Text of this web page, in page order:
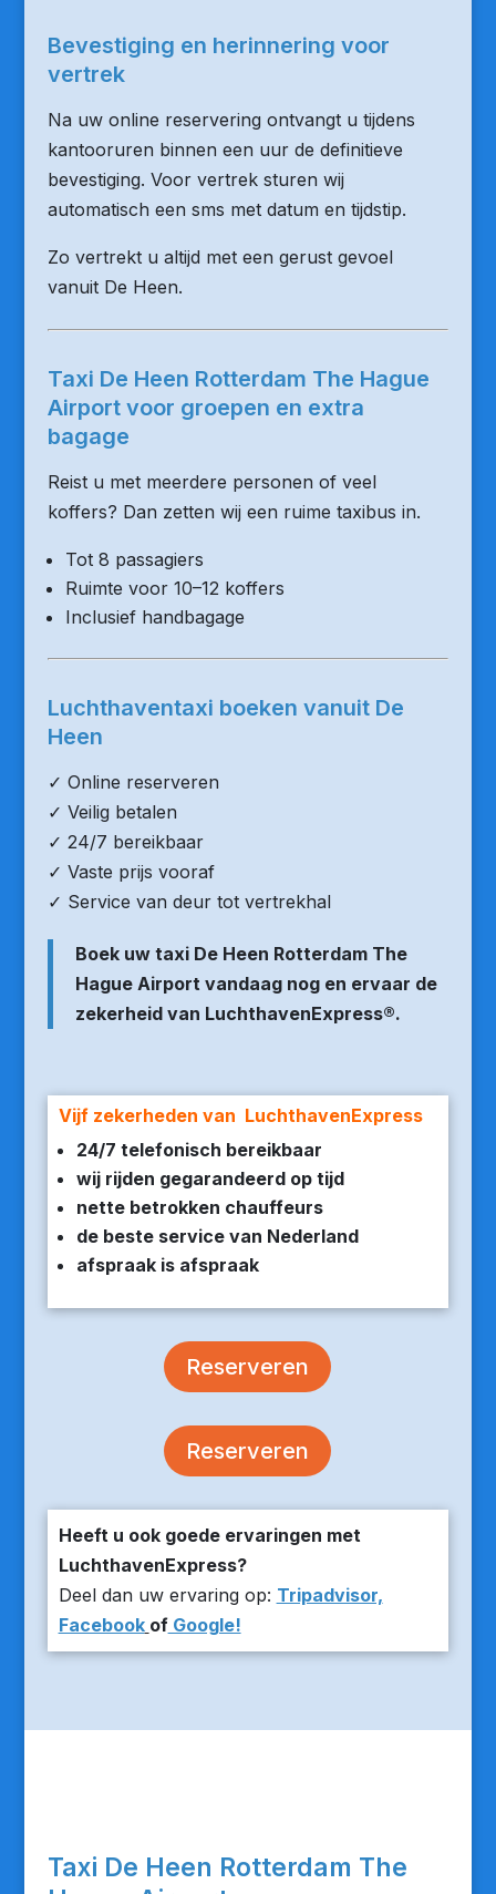
Bevestiging en herinnering voor
vertrek
Na uw online reservering ontvangt u tijdens
kantooruren binnen een uur de definitieve
bevestiging. Voor vertrek sturen wij
automatisch een sms met datum en tijdstip.
Zo vertrekt u altijd met een gerust gevoel
vanuit De Heen.
Taxi De Heen Rotterdam The Hague
Airport voor groepen en extra
bagage
Reist u met meerdere personen of veel
koffers? Dan zetten wij een ruime taxibus in.
Tot 8 passagiers
Ruimte voor 10–12 koffers
Inclusief handbagage
Luchthaventaxi boeken vanuit De
Heen
✓ Online reserveren
✓ Veilig betalen
✓ 24/7 bereikbaar
✓ Vaste prijs vooraf
✓ Service van deur tot vertrekhal
Boek uw taxi De Heen Rotterdam The
Hague Airport vandaag nog en ervaar de
zekerheid van LuchthavenExpress®.
Vijf zekerheden van LuchthavenExpress
24/7 telefonisch bereikbaar
wij rijden gegarandeerd op tijd
nette betrokken chauffeurs
de beste service van Nederland
afspraak is afspraak
Reserveren
Reserveren
Heeft u ook goede ervaringen met
LuchthavenExpress?
Deel dan uw ervaring op: Tripadvisor,
Facebook ofGoogle!
Taxi De Heen Rotterdam The